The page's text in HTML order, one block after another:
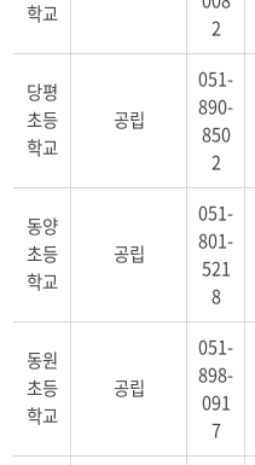
학교
2
당평
초등
학교
공립
051-
890-
850
2
동양
초등
학교
공립
051-
801-
521
8
동원
초등
학교
공립
051-
898-
091
7